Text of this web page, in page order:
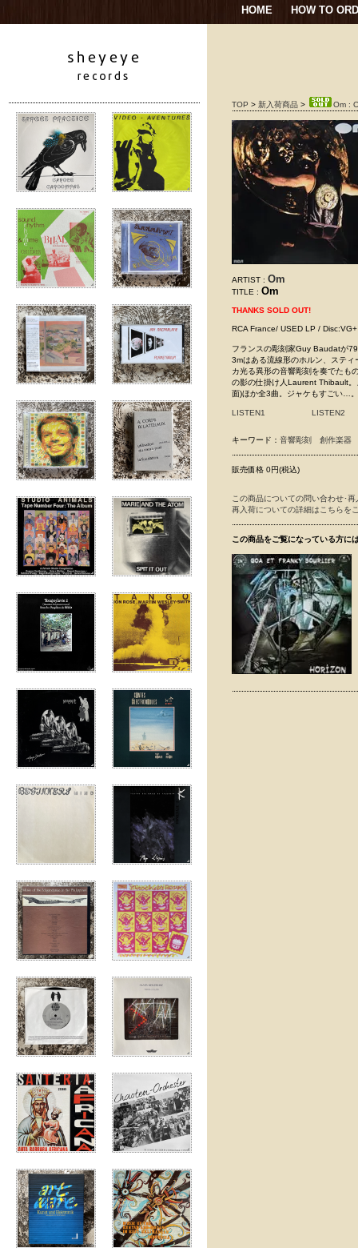
HOME HOW TO
TOP > 新入荷商品 > Om :
ARTIST : Om
TITLE : Om
THANKS SOLD OUT!
RCA France/ USED LP /
フランスの彫刻家Guy Baudatが
3mはある流線形のホルン、ステ
カ光る異形の音響彫刻を奏でたも
の影の仕掛け人Laurent Thibault
面)ほか全3曲。ジャケもすごい…
LISTEN1 LISTEN2
キーワード： 音響彫刻 創作楽器
販売価格 0円(税込)
この商品についての問い合わせ･
再入荷についての詳細はこちらを
この商品をご覧になっている方に